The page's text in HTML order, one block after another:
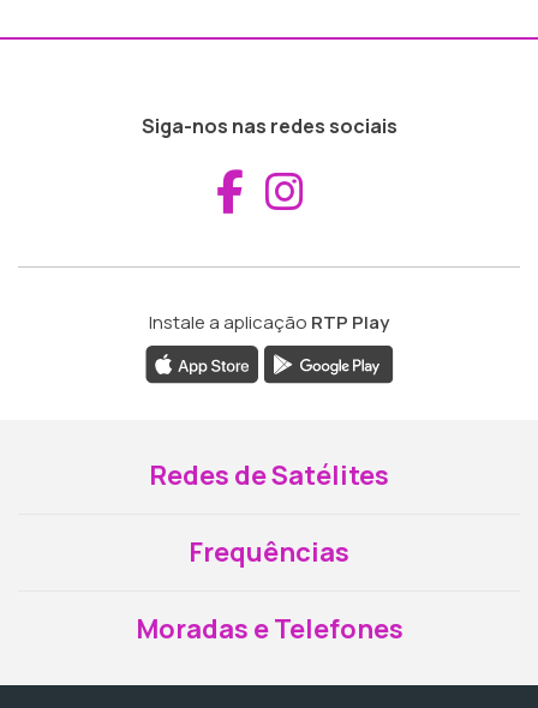
Siga-nos nas redes sociais
Aceder ao
Instale a aplicação RTP Play
Redes de Satélites
Frequências
Moradas e Telefones